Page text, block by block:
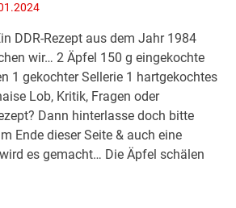
DDR-Rezept aus dem Jahr 1984
wir… 2 Äpfel 150 g eingekochte
1 gekochter Sellerie 1 hartgekochtes
Lob, Kritik, Fragen oder
Dann hinterlasse doch bitte
Ende dieser Seite & auch eine
es gemacht… Die Äpfel schälen